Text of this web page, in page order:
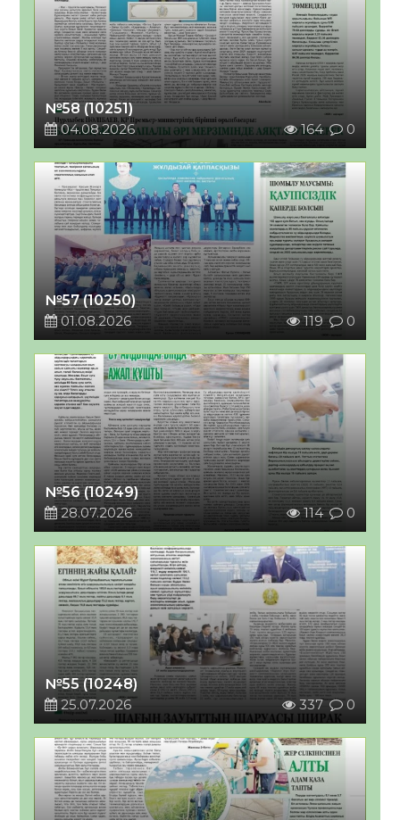
№58 (10251)
04.08.2026
164 0
№57 (10250)
01.08.2026
119 0
№56 (10249)
28.07.2026
114 0
№55 (10248)
25.07.2026
337 0